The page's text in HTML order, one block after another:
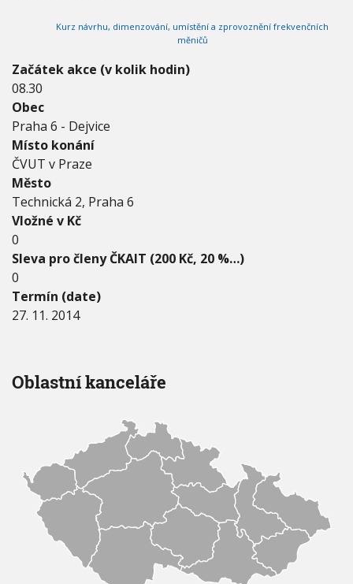
-
2
7
.
1
1
.
2
0
1
4
Kurz návrhu, dimenzování, umístění a zprovoznění frekvenčních
měničů
Začátek akce (v kolik hodin)
08.30
Obec
Praha 6 - Dejvice
Místo konání
ČVUT v Praze
Město
Technická 2, Praha 6
Vložné v Kč
0
Sleva pro členy ČKAIT (200 Kč, 20 %…)
0
Termín (date)
27. 11. 2014
Oblastní kanceláře